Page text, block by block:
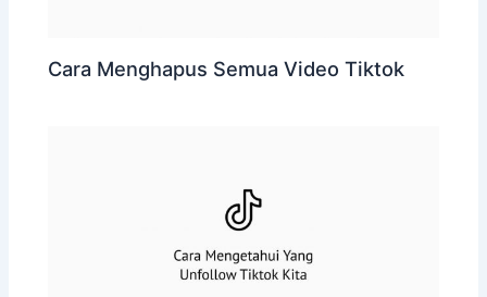
Cara Menghapus Semua Video Tiktok